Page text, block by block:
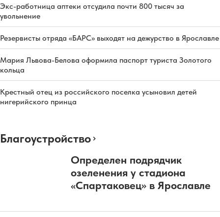
Экс-работница аптеки отсудила почти 800 тысяч за
увольнение
Резервисты отряда «БАРС» выходят на дежурство в Ярославле
Мария Львова-Белова оформила паспорт туриста Золотого
кольца
Крестный отец из российского поселка усыновил детей
нигерийского принца
Благоустройство
Определен подрядчик
озеленения у стадиона
«Спартаковец» в Ярославле